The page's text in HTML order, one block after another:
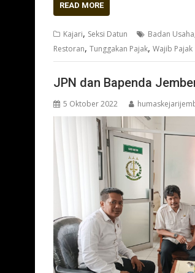
READ MORE
Kajari, Seksi Datun Badan Usaha
Restoran, Tunggakan Pajak, Wajib Pajak
JPN dan Bapenda
5 Oktober 2022